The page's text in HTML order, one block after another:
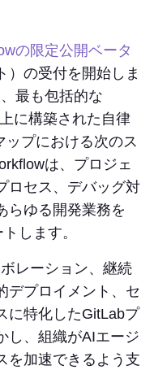
の限定公開ベータ
）の受付を開始しま
最も包括的な
に構築された自律
プにおける次のス
は、プロジェ
ロセス、デバッグ対
らゆる開発業務を
します。
レーション、継続
デプロイメント、セ
に特化したGitLabプ
し、組織がAIエージ
を加速できるよう支